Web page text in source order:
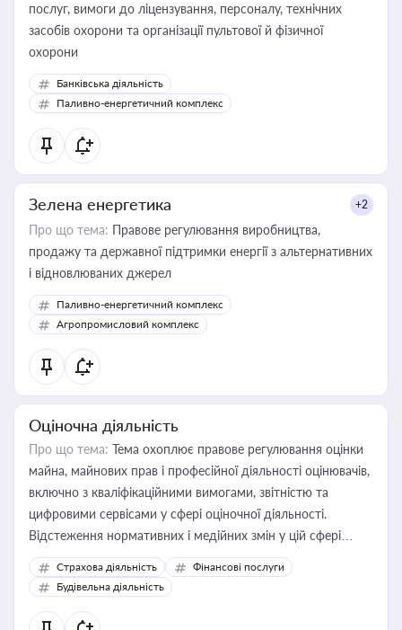
послуг, вимоги до ліцензування, персоналу, технічних
засобів охорони та організації пультової й фізичної
охорони
Банківська діяльність
Паливно-енергетичний комплекс
Зелена енергетика +2
Про що тема: Правове регулювання виробництва,
продажу та державної підтримки енергії з альтернативних
і відновлюваних джерел
Паливно-енергетичний комплекс
Агропромисловий комплекс
Оціночна діяльність
Про що тема: Тема охоплює правове регулювання оцінки
майна, майнових прав і професійної діяльності оцінювачів,
включно з кваліфікаційними вимогами, звітністю та
цифровими сервісами у сфері оціночної діяльності.
Відстеження нормативних і медійних змін у цій сфері
корисне для власника бізнесу, керівника, юриста або
бухгалтера під час оподаткування, приватизації, оренди
державного майна, корпоративних угод і перевірки
статусу суб'єктів оціночної діяльності
Страхова діяльність
Фінансові послуги
Будівельна діяльність